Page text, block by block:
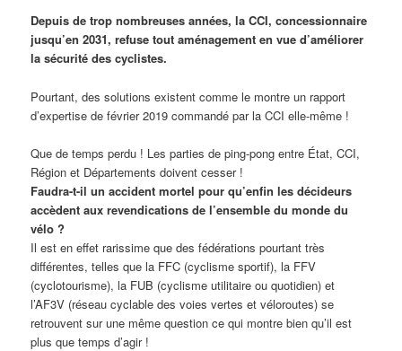
Depuis de trop nombreuses années, la CCI, concessionnaire
jusqu’en 2031, refuse tout aménagement en vue d’améliorer
la sécurité des cyclistes.
Pourtant, des solutions existent comme le montre un rapport
d’expertise de février 2019 commandé par la CCI elle-même !
Que de temps perdu ! Les parties de ping-pong entre État, CCI,
Région et Départements doivent cesser !
Faudra-t-il un accident mortel pour qu’enfin les décideurs
accèdent aux revendications de l’ensemble du monde du
vélo ?
Il est en effet rarissime que des fédérations pourtant très
différentes, telles que la FFC (cyclisme sportif), la FFV
(cyclotourisme), la FUB (cyclisme utilitaire ou quotidien) et
l’AF3V (réseau cyclable des voies vertes et véloroutes) se
retrouvent sur une même question ce qui montre bien qu’il est
plus que temps d’agir !